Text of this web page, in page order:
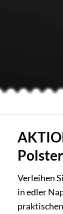
Verleihen
in edler